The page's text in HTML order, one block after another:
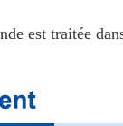
est traitée